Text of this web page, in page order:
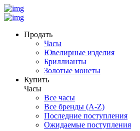
Продать
Часы
Ювелирные изделия
Бриллианты
Золотые монеты
Купить
Часы
Все часы
Все бренды (A-Z)
Последние поступления
Ожидаемые поступления